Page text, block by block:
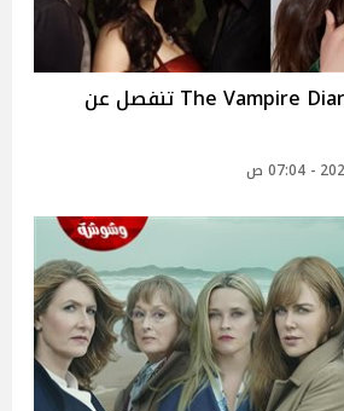
بطلة مسلسل The Vampire Diaries تنفصل عن